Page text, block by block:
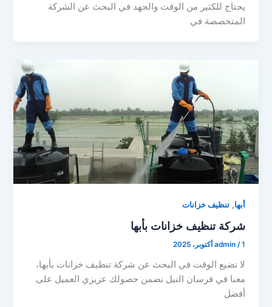
يحتاج للكثير من الوقت والجهد في البحث عن الشركة
المتخصصة في
أبها,تنظيف خزانات
شركة تنظيف خزانات بأبها
admin /1 أكتوبر، 2025
لا تضيع الوقت في البحث عن شركة تنظيف خزانات بأبها،
معنا في فرسان النيل نضمن حصولك عزيزي العميل على
أفضل